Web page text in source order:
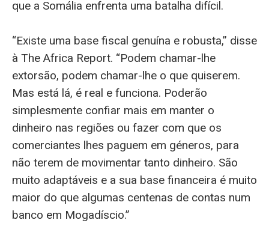
que a Somália enfrenta uma batalha difícil.
“Existe uma base fiscal genuína e robusta,” disse
à The Africa Report. “Podem chamar-lhe
extorsão, podem chamar-lhe o que quiserem.
Mas está lá, é real e funciona. Poderão
simplesmente confiar mais em manter o
dinheiro nas regiões ou fazer com que os
comerciantes lhes paguem em géneros, para
não terem de movimentar tanto dinheiro. São
muito adaptáveis e a sua base financeira é muito
maior do que algumas centenas de contas num
banco em Mogadíscio.”